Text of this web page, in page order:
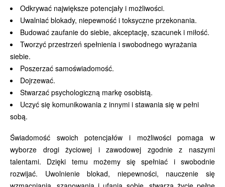
Odkrywać największe potencjały i możliwości.
Uwalniać blokady, niepewność i toksyczne przekonania.
Budować zaufanie do siebie, akceptację, szacunek i miłość.
Tworzyć przestrzeń spełnienia i swobodnego wyrażania
siebie.
Poszerzać samoświadomość.
Dojrzewać.
Stwarzać psychologiczną markę osobistą.
Uczyć się komunikowania z innymi i stawania się w pełni
sobą.
Świadomość swoich potencjałów i możliwości pomaga w
wyborze drogi życiowej i zawodowej zgodnie z naszymi
talentami. Dzięki temu możemy się spełniać i swobodnie
rozwijać. Uwolnienie blokad, niepewności, nauczenie się